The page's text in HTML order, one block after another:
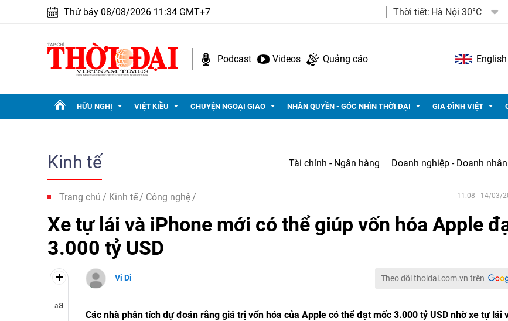
Thứ bảy 08/08/2026 11:34 GMT+7 Thời tiết: Hà Nội 30°C
Podcast Videos Quảng cáo English
HỮU NGHỊ VIỆT KIỀU CHUYỆN NGOẠI GIAO NHÂN QUYỀN - GÓC NHÌN THỜI ĐẠI GIA ĐÌNH VIỆT
Kinh tế Tài chính - Ngân hàng Doanh nghiệp - Doanh nhân
Trang chủ Kinh tế Công nghệ 11:08 | 14/03/
Xe tự lái và iPhone mới có thể giúp vốn hóa Apple
3.000 tỷ USD
aa
Vi Di Theo dõi thoidai.com.vn trên
Các nhà phân tích dự đoán rằng giá trị vốn hóa của Apple có thể đạt mốc 3.000 tỷ USD nhờ xe tự lái